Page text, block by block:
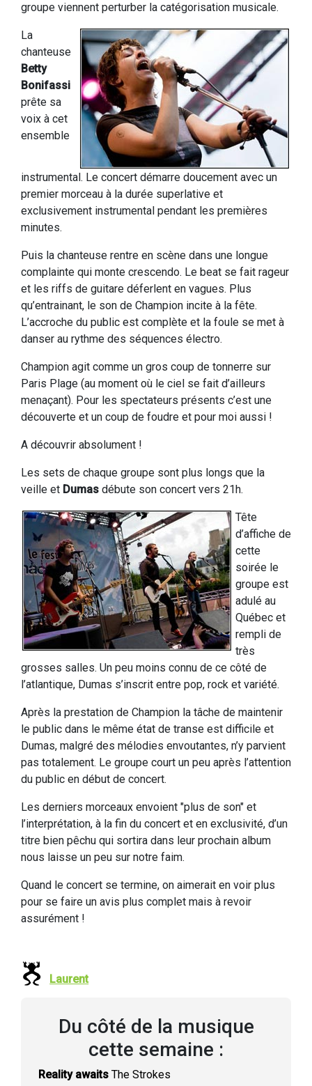
groupe viennent perturber la catégorisation musicale.
La
chanteuse
Betty
Bonifassi
prête sa
voix à cet
ensemble
instrumental. Le concert démarre doucement avec un
premier morceau à la durée superlative et
exclusivement instrumental pendant les premières
minutes.
Puis la chanteuse rentre en scène dans une longue
complainte qui monte crescendo. Le beat se fait rageur
et les riffs de guitare déferlent en vagues. Plus
qu’entrainant, le son de Champion incite à la fête.
L’accroche du public est complète et la foule se met à
danser au rythme des séquences électro.
Champion agit comme un gros coup de tonnerre sur
Paris Plage (au moment où le ciel se fait d’ailleurs
menaçant). Pour les spectateurs présents c’est une
découverte et un coup de foudre et pour moi aussi !
A découvrir absolument !
Les sets de chaque groupe sont plus longs que la
veille et Dumas débute son concert vers 21h.
Tête
d’affiche de
cette
soirée le
groupe est
adulé au
Québec et
rempli de
très
grosses salles. Un peu moins connu de ce côté de
l’atlantique, Dumas s’inscrit entre pop, rock et variété.
Après la prestation de Champion la tâche de maintenir
le public dans le même état de transe est difficile et
Dumas, malgré des mélodies envoutantes, n’y parvient
pas totalement. Le groupe court un peu après l’attention
du public en début de concert.
Les derniers morceaux envoient "plus de son" et
l’interprétation, à la fin du concert et en exclusivité, d’un
titre bien pêchu qui sortira dans leur prochain album
nous laisse un peu sur notre faim.
Quand le concert se termine, on aimerait en voir plus
pour se faire un avis plus complet mais à revoir
assurément !
Laurent
Du côté de la musique
cette semaine :
Reality awaits The Strokes